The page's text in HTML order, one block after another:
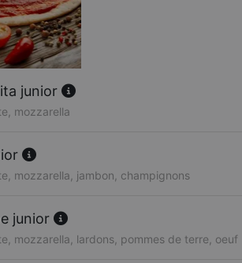
junior
mozzarella
mozzarella, jambon, champignons
junior
mozzarella, lardons, pommes de terre, oeuf